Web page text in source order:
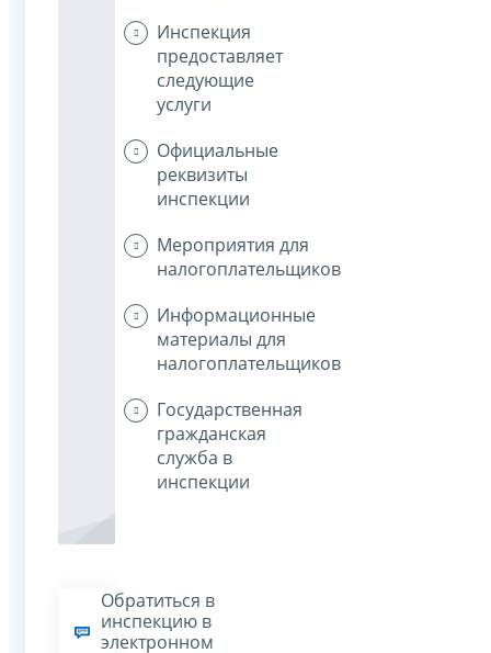
Инспекция
предоставляет
следующие
услуги
Официальные
реквизиты
инспекции
Мероприятия для
налогоплательщиков
Информационные
материалы для
налогоплательщиков
Государственная
гражданская
служба в
инспекции
Обратиться в
инспекцию в
электронном